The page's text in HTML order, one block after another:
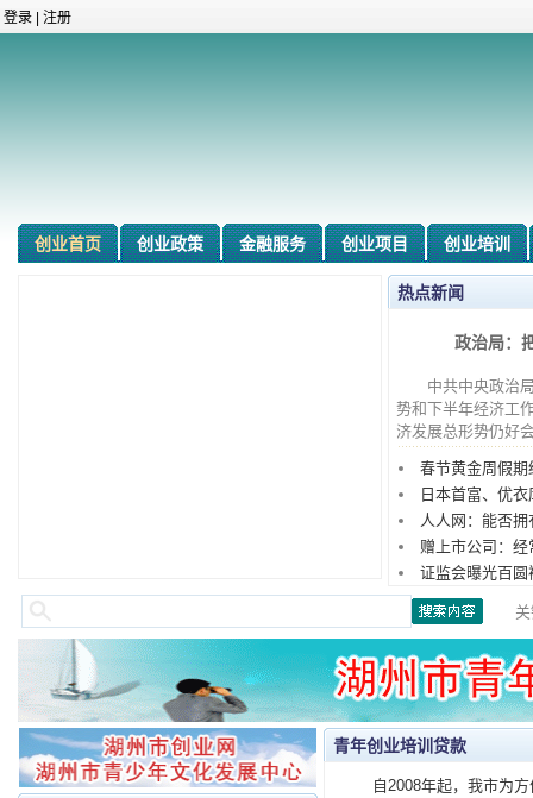
登录 注册
创业首页 创业政策 金融服务 创业项目 创业培训
热点新闻
政治局：
中共中央政治局
势和下半年经济工
济发展总形势仍好
春节黄金周假
日本首富、优
人人网：能否
赠上市公司：
证监会曝光百
青年创业培训贷款
自2008年起，我市为方